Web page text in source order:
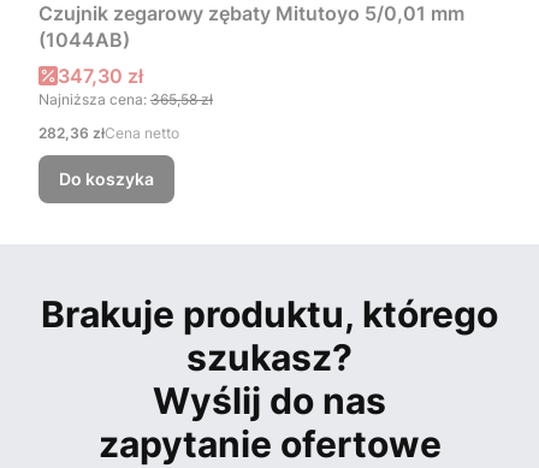
Czujnik zegarowy zębaty Mitutoyo 5/0,01 mm
(1044AB)
Cena promocyjna
347,30 zł
Najniższa cena: 365,58 zł
Cena
282,36 złCena netto
Do koszyka
Brakuje produktu, którego
szukasz?
Wyślij do nas
zapytanie ofertowe